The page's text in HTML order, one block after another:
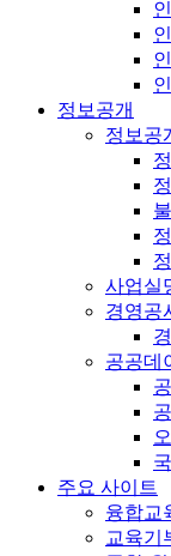
정보공개
정보공
사업실
경영공
공공데
주요 사이트
융합교
교육기